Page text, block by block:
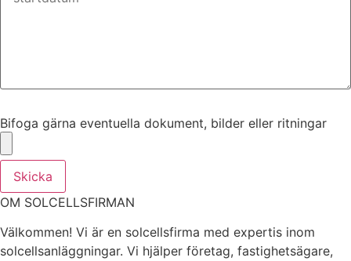
Bifoga gärna eventuella dokument, bilder eller ritningar
Skicka
OM SOLCELLSFIRMAN
Välkommen! Vi är en solcellsfirma med expertis inom
solcellsanläggningar. Vi hjälper företag, fastighetsägare,